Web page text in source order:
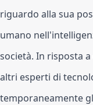
riguardo alla sua
umano
società. In risposta
altri esperti di
temporaneamente